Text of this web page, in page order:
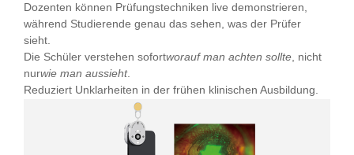
Dozenten können Prüfungstechniken live demonstrieren,
während Studierende genau das sehen, was der Prüfer
sieht.
Die Schüler verstehen sofortworauf man achten sollte, nicht
nurwie man aussieht.
Reduziert Unklarheiten in der frühen klinischen Ausbildung.